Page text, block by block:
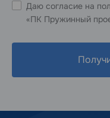
Даю согласие на
«ПК Пружинный